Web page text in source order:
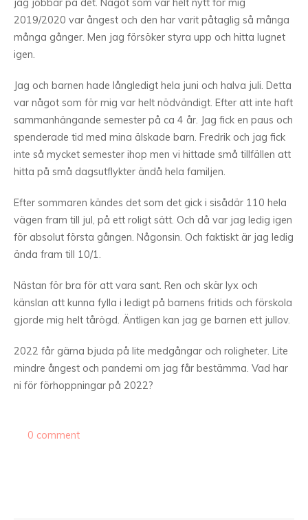
jag jobbar på det. Något som var helt nytt för mig
2019/2020 var ångest och den har varit påtaglig så många
många gånger. Men jag försöker styra upp och hitta lugnet
igen.
Jag och barnen hade långledigt hela juni och halva juli. Detta
var något som för mig var helt nödvändigt. Efter att inte haft
sammanhängande semester på ca 4 år. Jag fick en paus och
spenderade tid med mina älskade barn. Fredrik och jag fick
inte så mycket semester ihop men vi hittade små tillfällen att
hitta på små dagsutflykter ändå hela familjen.
Efter sommaren kändes det som det gick i sisådär 110 hela
vägen fram till jul, på ett roligt sätt. Och då var jag ledig igen
för absolut första gången. Någonsin. Och faktiskt är jag ledig
ända fram till 10/1.
Nästan för bra för att vara sant. Ren och skär lyx och
känslan att kunna fylla i ledigt på barnens fritids och förskola
gjorde mig helt tårögd. Äntligen kan jag ge barnen ett jullov.
2022 får gärna bjuda på lite medgångar och roligheter. Lite
mindre ångest och pandemi om jag får bestämma. Vad har
ni för förhoppningar på 2022?
0 comment